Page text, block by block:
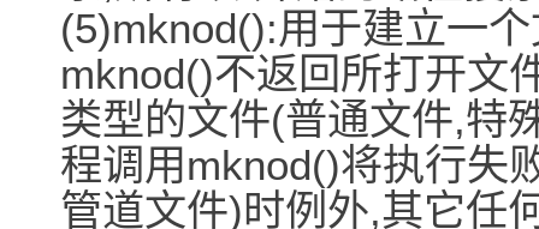
(5)mknod():用于建立一
mknod()不返回所打开文
类型的文件(普通文件,特
程调用mknod()将执行失
管道文件)时例外,其它任